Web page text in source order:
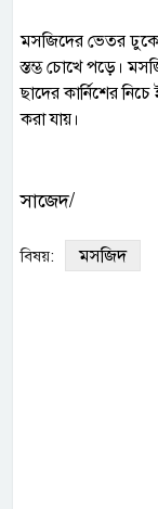
মসজিদের ভেতর ঢুকে
স্তম্ভ চোখে পড়ে।
ছাদের কার্নিশের
করা যায়।
সাজেদ/
বিষয়: মসজিদ